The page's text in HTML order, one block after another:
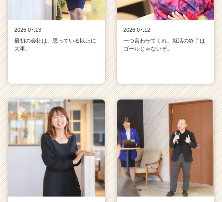
2026.07.13
最初の会社は、思っている以上に
大事。
2026.07.12
一つ言わせてくれ、就活の終了は
ゴールじゃないぞ。